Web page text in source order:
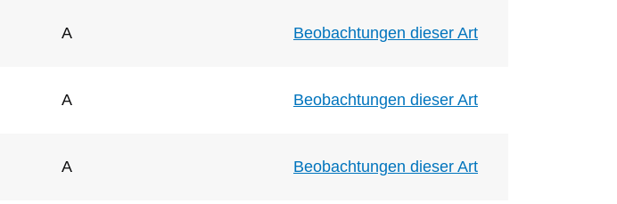
A Beobachtungen dieser Art
A Beobachtungen dieser Art
A Beobachtungen dieser Art